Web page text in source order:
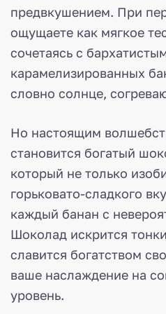
предвкушением. При
ощущаете как мягкое
сочетаясь с
карамелизированных
словно солнце,
Но настоящим
становится богатый
который не только
горьковато-сладкого
каждый банан с
Шоколад искрится
славится богатством
ваше наслаждение на
уровень.